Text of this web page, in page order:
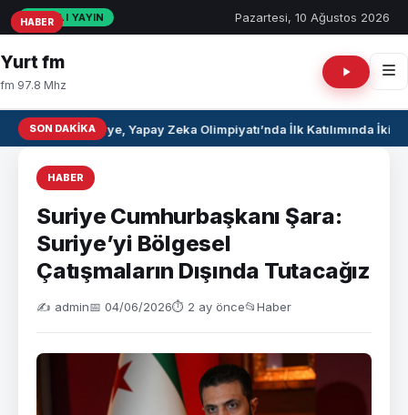
CANLI YAYIN Pazartesi, 10 Ağustos 2026
Yurt fm
fm 97.8 Mhz
SON DAKIKASuriye, Yapay Zeka Olimpiyatı’nda İlk Katılımında İki
HABER
Suriye Cumhurbaşkanı Şara:
Suriye’yi Bölgesel
Çatışmaların Dışında Tutacağız
✍️ admin📅 04/06/2026⏱ 2 ay önce📂Haber
HABER
HABER
HABER